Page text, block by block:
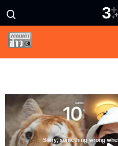
Sorry, something wrong